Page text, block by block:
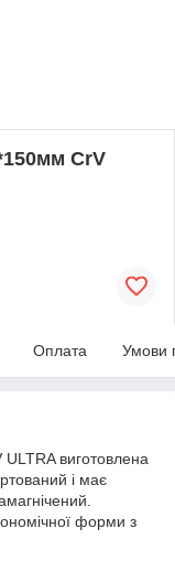
CrV
Оплата Умови
виготовлена
і має
форми з